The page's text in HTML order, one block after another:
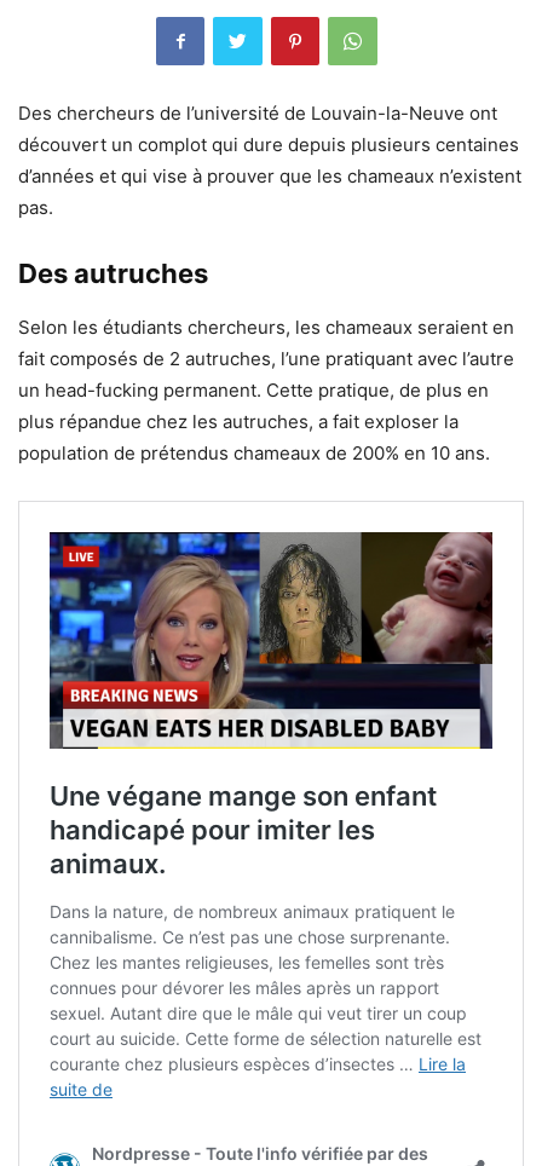
Des chercheurs de l’université de Louvain-la-Neuve ont
découvert un complot qui dure depuis plusieurs centaines
d’années et qui vise à prouver que les chameaux n’existent
pas.
Des autruches
Selon les étudiants chercheurs, les chameaux seraient en
fait composés de 2 autruches, l’une pratiquant avec l’autre
un head-fucking permanent. Cette pratique, de plus en
plus répandue chez les autruches, a fait exploser la
population de prétendus chameaux de 200% en 10 ans.